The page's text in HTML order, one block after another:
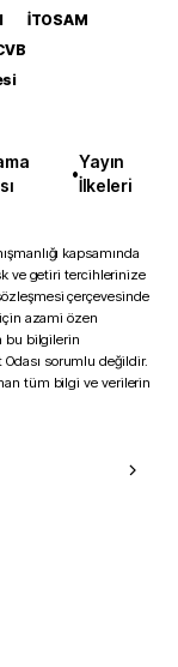
İTOSAM
•
Yayın
İlkeleri
kapsamında
ve getiri tercihlerinize
çerçevesinde
azami özen
bu bilgilerin
sorumlu değildir.
tüm bilgi ve verilerin